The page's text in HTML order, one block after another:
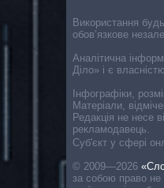
Cуб'єкт у сфері
© 2009—2026
за собою право не
Використання
обов’язкове
Аналітична
Діло» і є
Інфографіки,
Матеріали,
Редакція не несе
рекламодавець.